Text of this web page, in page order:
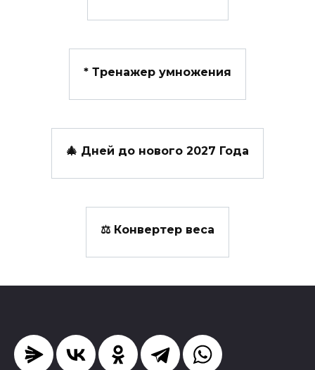
*️ Тренажер умножения
🎄 Дней до нового 2027 Года
⚖️ Конвертер веса